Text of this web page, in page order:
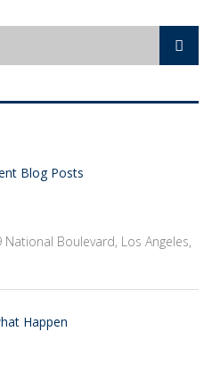
Blog Posts
National Boulevard, Los Angeles,
Happen